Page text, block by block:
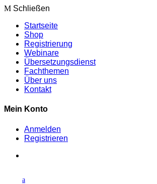
Schließen
Startseite
Shop
Registrierung
Webinare
Übersetzungsdienst
Fachthemen
Über uns
Kontakt
Mein Konto
Anmelden
Registrieren